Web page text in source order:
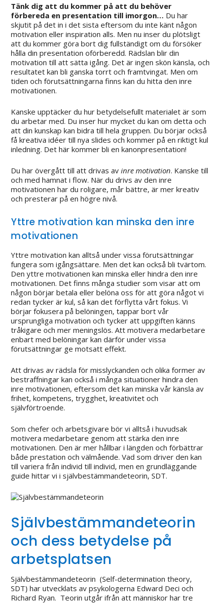
Tänk dig att du kommer på att du behöver
förbereda en presentation till imorgon… Du har
skjutit på det in i det sista eftersom du inte känt någon
motivation eller inspiration alls. Men nu inser du plötsligt
att du kommer göra bort dig fullständigt om du försöker
hålla din presentation oförberedd. Rädslan blir din
motivation till att sätta igång. Det är ingen skön känsla, och
resultatet kan bli ganska torrt och framtvingat. Men om
tiden och förutsättningarna finns kan du hitta den inre
motivationen.
Kanske upptäcker du hur betydelsefullt materialet är som
du arbetar med. Du inser hur mycket du kan om detta och
att din kunskap kan bidra till hela gruppen. Du börjar också
få kreativa idéer till nya slides och kommer på en riktigt kul
inledning. Det här kommer bli en kanonpresentation!
Du har övergått till att drivas avinre motivation. Kanske till
och med hamnat i flow. När du drivs av den inre
motivationen har du roligare, mår bättre, är mer kreativ
och presterar på en högre nivå.
Yttre motivation kan minska den inre
motivationen
Yttre motivation kan alltså under vissa förutsättningar
fungera som igångsättare. Men det kan också bli tvärtom.
Den yttre motivationen kan minska eller hindra den inre
motivationen. Det finns många studier som visar att om
någon börjar betala eller belöna oss för att göra något vi
redan tycker är kul, så kan det förflytta vårt fokus. Vi
börjar fokusera på belöningen, tappar bort vår
ursprungliga motivation och tycker att uppgiften känns
tråkigare och mer meningslös. Att motivera medarbetare
enbart med belöningar kan därför under vissa
förutsättningar ge motsatt effekt.
Att drivas av rädsla för misslyckanden och olika former av
bestraffningar kan också i många situationer hindra den
inre motivationen, eftersom det kan minska vår känsla av
frihet, kompetens, trygghet, kreativitet och
självförtroende.
Som chefer och arbetsgivare bör vi alltså i huvudsak
motivera medarbetare genom att stärka den inre
motivationen. Den är mer hållbar i längden och förbättrar
både prestation och välmående. Vad som driver den kan
till variera från individ till individ, men en grundläggande
guide hittar vi i självbestämmandeteorin, SDT.
Självbestämmandeteorin
och dess betydelse på
arbetsplatsen
Självbestämmandeteorin (Self-determination theory,
SDT) har utvecklats av psykologerna Edward Deci och
Richard Ryan. Teorin utgår ifrån att människor har tre